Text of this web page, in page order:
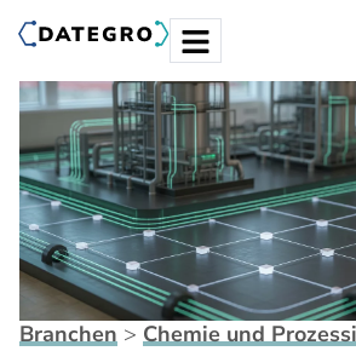
Branchen > Chemie und